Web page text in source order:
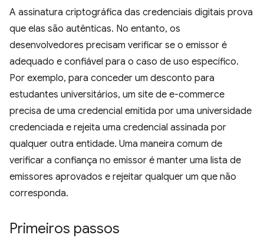
A assinatura criptográfica das credenciais digitais prova
que elas são autênticas. No entanto, os
desenvolvedores precisam verificar se o emissor é
adequado e confiável para o caso de uso específico.
Por exemplo, para conceder um desconto para
estudantes universitários, um site de e-commerce
precisa de uma credencial emitida por uma universidade
credenciada e rejeita uma credencial assinada por
qualquer outra entidade. Uma maneira comum de
verificar a confiança no emissor é manter uma lista de
emissores aprovados e rejeitar qualquer um que não
corresponda.
Primeiros passos